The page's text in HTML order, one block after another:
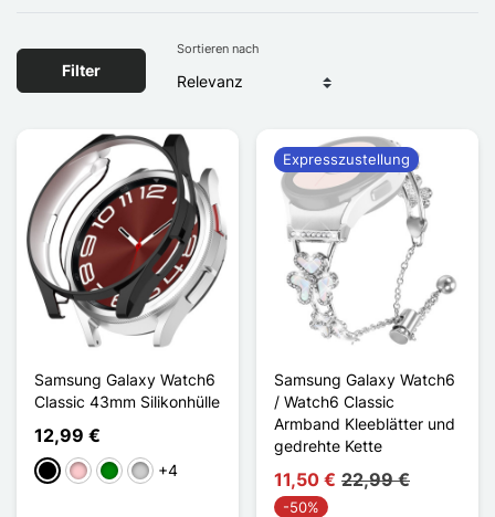
Filter
Sortieren nach
Samsung Galaxy Watch6
Classic 43mm Silikonhülle
12,99 €
Schwarz
PinkGrünSilber
+4
Samsung Galaxy Watch6
/ Watch6 Classic
Armband Kleeblätter und
gedrehte Kette
11,50 € 22,99 €
-50%
Expresszustellung